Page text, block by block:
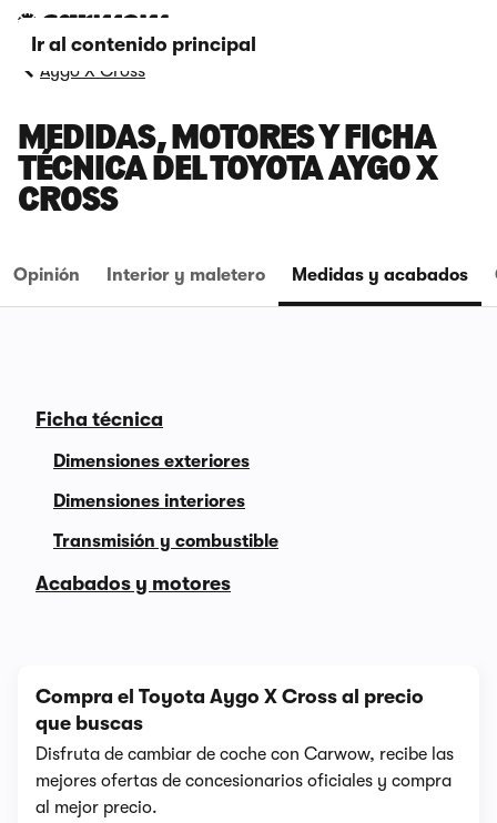
Ir al contenido principal
Aygo X Cross
MEDIDAS, MOTORES Y FICHA
TÉCNICA DEL TOYOTA AYGO X
CROSS
Opinión Interior y maletero Medidas y acabados
Ficha técnica
Dimensiones exteriores
Dimensiones interiores
Transmisión y combustible
Acabados y motores
Compra el Toyota Aygo X Cross al precio
que buscas
Disfruta de cambiar de coche con Carwow, recibe las
mejores ofertas de concesionarios oficiales y compra
al mejor precio.